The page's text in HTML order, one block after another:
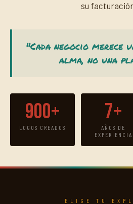
su
"Cada negocio merece
alma, no una
900+
LOGOS CREADOS
7+
AÑOS DE
EXPERIENCIA
ELIGE TU